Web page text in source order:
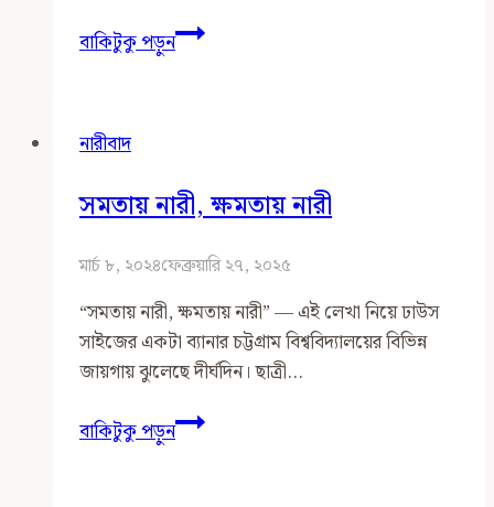
বাকিটুকু পড়ুননই
নারীপক্ষ,
হই
মানুষপক্ষ
নারীবাদ
সমতায় নারী, ক্ষমতায় নারী
মার্চ ৮, ২০২৪ফেব্রুয়ারি ২৭, ২০২৫
“সমতায় নারী, ক্ষমতায় নারী” — এই লেখা নিয়ে ঢাউস
সাইজের একটা ব্যানার চট্টগ্রাম বিশ্ববিদ্যালয়ের বিভিন্ন
জায়গায় ঝুলেছে দীর্ঘদিন। ছাত্রী…
বাকিটুকু পড়ুনসমতায়
নারী,